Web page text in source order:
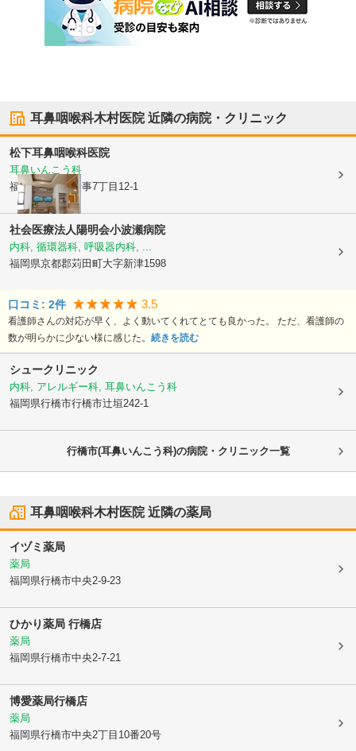
耳鼻咽喉科木村医院近隣の病院・クリニック
松下耳鼻咽喉科医院
耳鼻いんこう科
福岡県行橋市行事7丁目12-1
社会医療法人陽明会小波瀬病院
内科, 循環器科, 呼吸器内科, ...
福岡県京都郡苅田町大字新津1598
口コミ: 2件 3.5
看護師さんの対応が早く、よく動いてくれてとても良かった。 ただ、看護師の
数が明らかに少ない様に感じた。 続きを読む
シュークリニック
内科, アレルギー科, 耳鼻いんこう科
福岡県行橋市行橋市辻垣242-1
行橋市(耳鼻いんこう科)の病院・クリニック一覧
耳鼻咽喉科木村医院近隣の薬局
イヅミ薬局
薬局
福岡県行橋市中央2-9-23
ひかり薬局 行橋店
薬局
福岡県行橋市中央2-7-21
博愛薬局行橋店
薬局
福岡県行橋市中央2丁目10番20号